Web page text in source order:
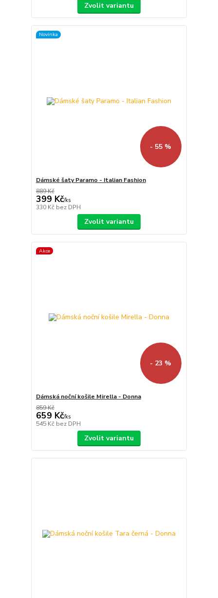
Zvolit variantu
Novinka
- 55 %
Dámské šaty Paramo - Italian Fashion
889 Kč
399 Kč/ks
330 Kč bez DPH
Zvolit variantu
Akce
- 23 %
Dámská noční košile Mirella - Donna
859 Kč
659 Kč/ks
545 Kč bez DPH
Zvolit variantu